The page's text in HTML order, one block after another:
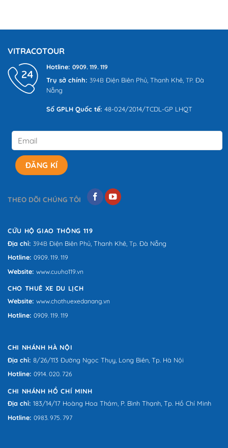
VITRACOTOUR
Hotline: 0909. 119. 119
Trụ sở chính: 394B Điện Biên Phủ, Thanh Khê, TP. Đà
Nẵng
Số GPLH Quốc tế: 48-024/2014/TCDL-GP LHQT
THEO DÕI CHÚNG TÔI
CỨU HỘ GIAO THÔNG 119
Địa chỉ: 394B Điện Biên Phủ, Thanh Khê, Tp. Đà Nẵng
Hotline: 0909. 119. 119
Website: www.cuuho119.vn
CHO THUÊ XE DU LỊCH
Website: www.chothuexedanang.vn
Hotline: 0909. 119. 119
CHI NHÁNH HÀ NỘI
Địa chỉ: 8/26/113 Đường Ngọc Thụy, Long Biên, Tp. Hà Nội
Hotline: 0914. 020. 726
CHI NHÁNH HỒ CHÍ MINH
Địa chỉ: 183/14/17 Hoàng Hoa Thám, P. Bình Thạnh, Tp. Hồ Chí Minh
Hotline: 0983. 975. 797